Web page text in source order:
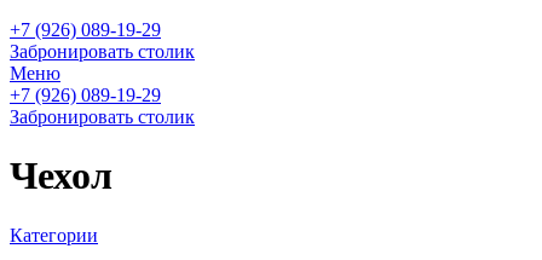
+7 (926) 089-19-29
Забронировать столик
Меню
+7 (926) 089-19-29
Забронировать столик
Чехол
Категории